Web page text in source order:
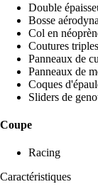
Double
Bosse
Col en
Coutures
Panneaux de
Panneaux de
Coques
Sliders de
Coupe
Racing
Caractéristiques